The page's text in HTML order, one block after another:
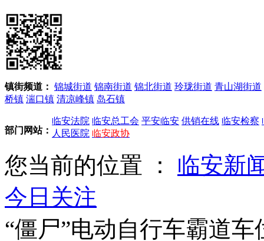
镇街频道： 锦城街道 锦南街道 锦北街道 玲珑街道 青山湖街道
桥镇 湍口镇 清凉峰镇 岛石镇
部门网站：
临安法院 临安总工会 平安临安 供销在线 临安检察
人民医院 临安政协
您当前的位置 ： 临安新
今日关注
“僵尸”电动自行车霸道车